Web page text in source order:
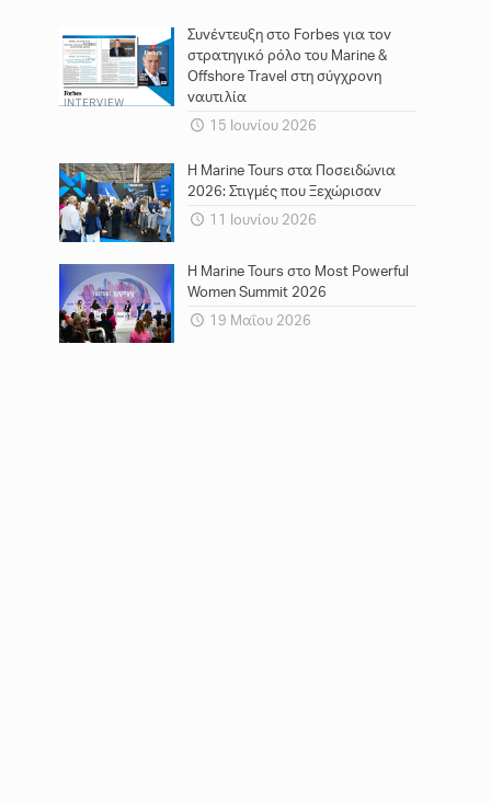
Συνέντευξη στο Forbes για τον
στρατηγικό ρόλο του Marine &
Offshore Travel στη σύγχρονη
ναυτιλία
15 Ιουνίου 2026
Η Marine Tours στα Ποσειδώνια
2026: Στιγμές που Ξεχώρισαν
11 Ιουνίου 2026
Η Marine Tours στο Most Powerful
Women Summit 2026
19 Μαΐου 2026